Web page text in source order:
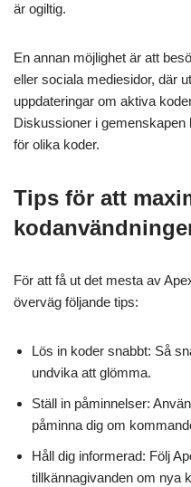
är ogiltig.
En annan möjlighet är att
eller sociala mediesidor, där
uppdateringar om aktiva
Diskussioner i
för olika koder.
Tips för att
För att få ut det mesta av
överväg följande tips:
Lös in koder snabbt: Så
undvika att glömma.
Ställ in påminnelser:
påminna dig om
Håll dig informerad: Följ
tillkännagivanden om nya